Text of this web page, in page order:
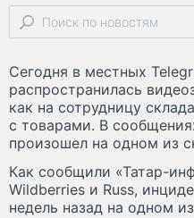
Сегодня в местных
распространилась
как на сотрудницу
с товарами. В
произошел на одном из
Как сообщили «Татар-
Wildberries и Russ,
недель назад на одном